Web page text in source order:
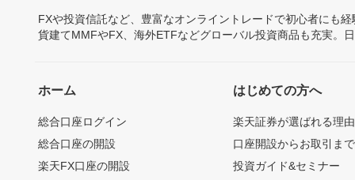
FXや投資信託など、豊富なオンライントレードで初心者にも
貨建てMMFやFX、海外ETFなどグローバル投資商品も充実。
ホーム
総合口座ログイン
総合口座の開設
楽天FX口座の開設
はじめての方へ
楽天証券が選ばれる理由
口座開設からお取引ま
投資ガイド&セミナー